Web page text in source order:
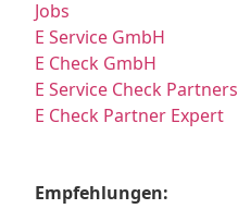
Jobs
E Service GmbH
E Check GmbH
E Service Check Partners
E Check Partner Expert
Empfehlungen: